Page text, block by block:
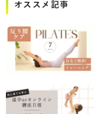
オススメ記事